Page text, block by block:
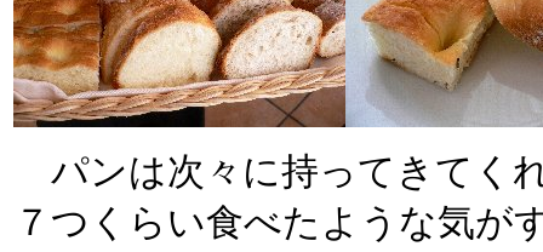
パンは次々に持ってきてく
７つくらい食べたような気が